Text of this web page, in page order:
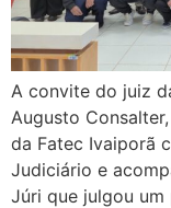
A convite do juiz
Augusto
da Fatec Ivaiporã
Judiciário e
Júri que julgou